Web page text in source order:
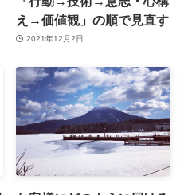
え→価値観」の順で見直す
2021年12月2日